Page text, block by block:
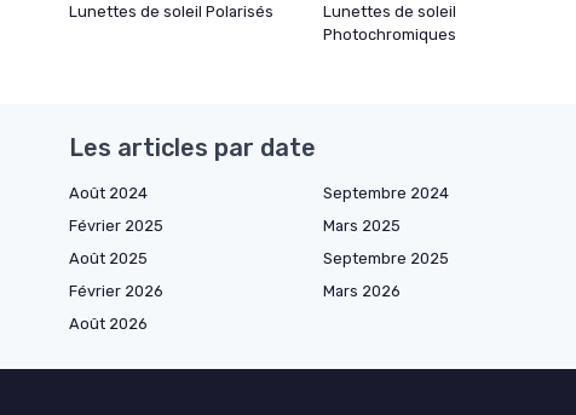
Lunettes de soleil Polarisés
Lunettes de soleil
Photochromiques
Les articles par date
Août 2024 Septembre 2024
Février 2025
Mars 2025
Août 2025
Septembre 2025
Février 2026
Mars 2026
Août 2026